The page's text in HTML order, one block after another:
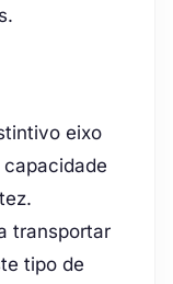
eixo
transportar
tipo de